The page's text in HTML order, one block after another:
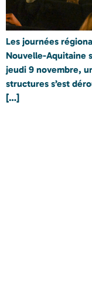
Les journées
Nouvelle-Aquitaine
jeudi 9 novembre,
structures s’est
[…]